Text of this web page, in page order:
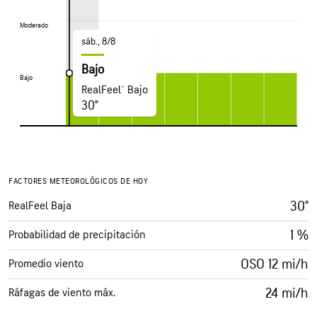
Moderado
Bajo
Moderado
Bajo
sáb., 8/8
Bajo
RealFeel® Bajo
30°
FACTORES METEOROLÓGICOS DE HOY
RealFeel Baja 30°
Probabilidad de precipitación 1 %
Promedio viento OSO 12 mi/h
Ráfagas de viento máx. 24 mi/h